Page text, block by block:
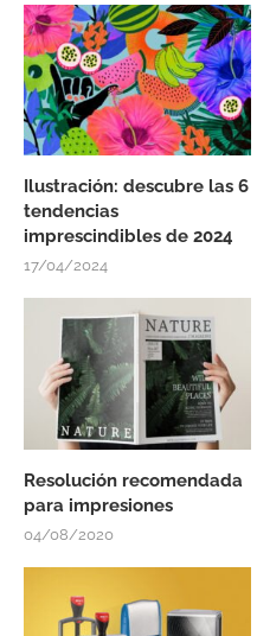
Ilustración: descubre las 6
tendencias
imprescindibles de 2024
17/04/2024
Resolución recomendada
para impresiones
04/08/2020